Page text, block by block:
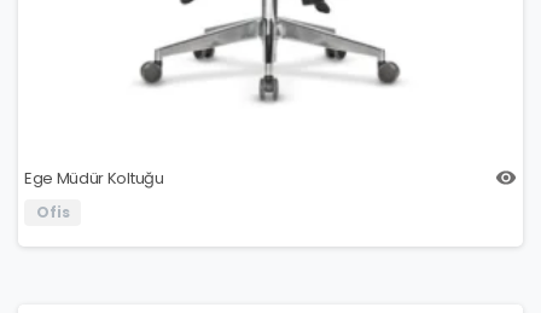
Ege Müdür Koltuğu
Ofis